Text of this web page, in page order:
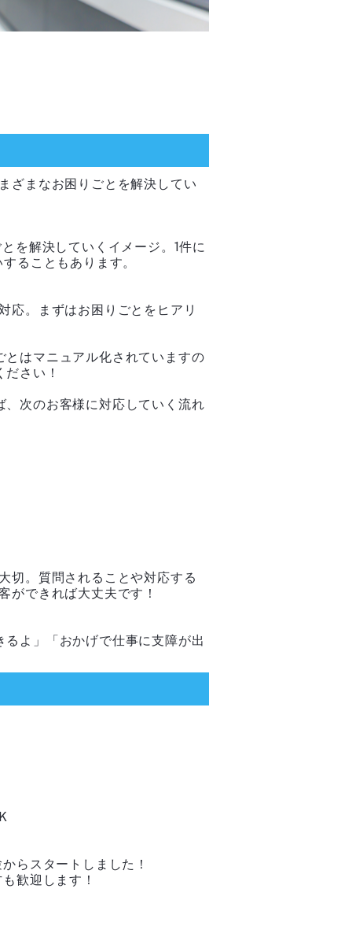
ざまなお困りごとを解決してい
を解決していくイメージ。1件に
ることもあります。
応。まずはお困りごとをヒアリ
はマニュアル化されていますの
さい！
次のお客様に対応していく流れ
切。質問されることや対応する
ができれば大丈夫です！
よ」「おかげで仕事に支障が出
らスタートしました！
歓迎します！